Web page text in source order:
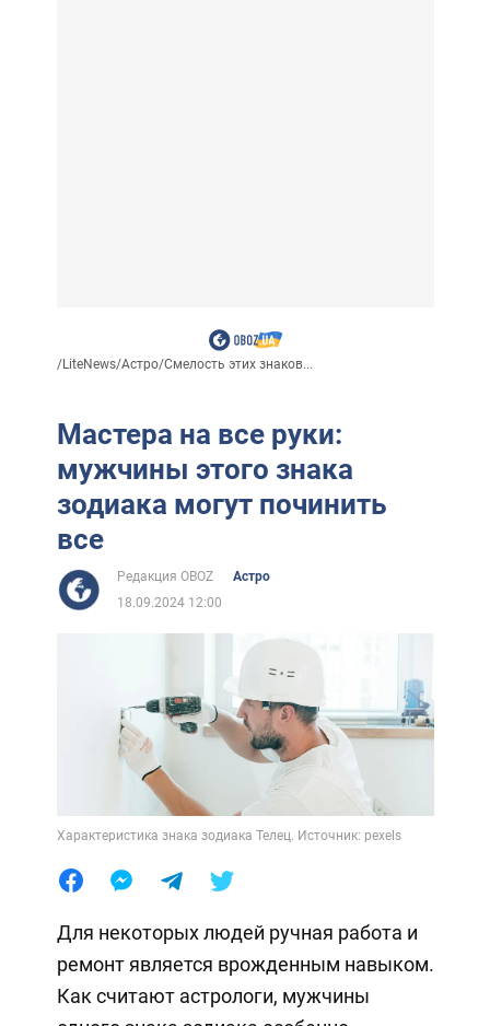
/LiteNews/Астро/Смелость этих знаков...
Мастера на все руки:
мужчины этого знака
зодиака могут починить
все
Редакция OBOZ
Астро
18.09.2024 12:00
Характеристика знака зодиака Телец. Источник: pexels
Для некоторых людей ручная работа и
ремонт является врожденным навыком.
Как считают астрологи, мужчины